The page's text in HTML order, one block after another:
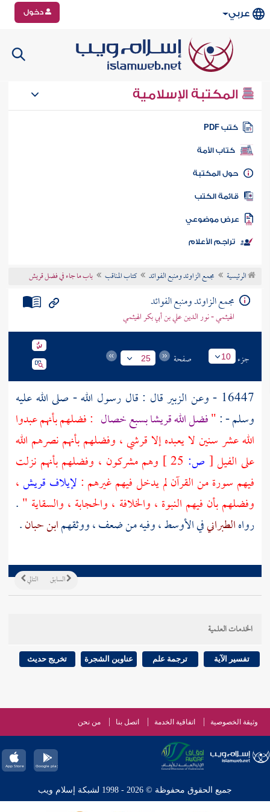
عربي دخول
المكتبة الإسلامية
كتب PDF
كتاب الأمة
المكتبة
الكتب
موضوعي
تراجم الأعلام
الرئيسية مجمع الزاوئد ومنبع الفوائد كتاب المناقب باب ما جاء في فضل قريش
مجمع الزاوئد ومنبع الفوائد
الهيثمي - نور الدين علي بن أبي بكر الهيثمي
جزء 10 صفحة 25
16447 - وعن الزبيرقال : قال رسول الله - صلى الله عليه
وسلم - :"فضل اللهقريشابسبع خصال : فضلهم بأنهم عبدوا
الله عشر سنين لا يعبده إلا قرشي ، وفضلهم بأنهم نصرهم الله
على الفيل[ ص:
وهم مشركون ، وفضلهم بأنهم نزلت
فيهم سورة من القرآن لم يدخل فيهم غيرهم : لإيلاف قريش،
وفضلهم بأن فيهم النبوة ، والخلافة ، والحجابة ، والسقاية " .
رواهالطبرانيفي الأوسط ، وفيه من ضعف ، ووثقهمابن حبان.
التالي السابق
الخدمات العلمية
تفسير الآية ترجمة علم عناوين الشجرة تخريج حديث
وثيقة الخصوصية اتفاقية الخدمة اتصل بنا من نحن
جميع الحقوق محفوظة © 2026 - 1998 لشبكة إسلام ويب